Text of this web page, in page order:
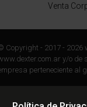
Venta
Copyright - 2017 - 2026
y/o
perteneciente al